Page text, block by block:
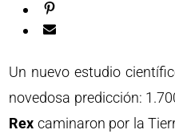
Un nuevo estudio
novedosa predicción:
Rex caminaron por la